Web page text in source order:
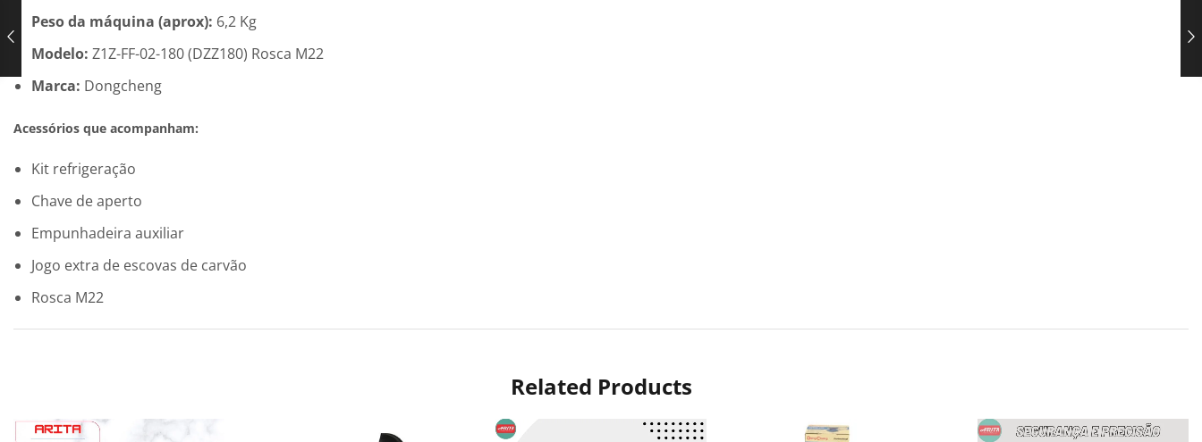
Peso da máquina (aprox): 6,2 Kg
Modelo: Z1Z-FF-02-180 (DZZ180) Rosca M22
Marca: Dongcheng
Acessórios que acompanham:
Kit refrigeração
Chave de aperto
Empunhadeira auxiliar
Jogo extra de escovas de carvão
Rosca M22
Related Products